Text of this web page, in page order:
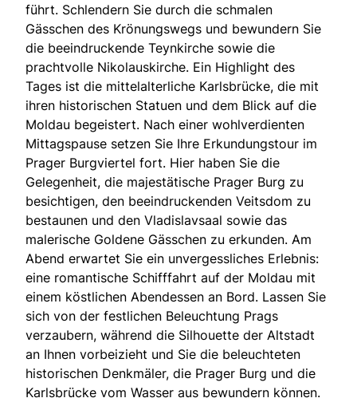
führt. Schlendern Sie durch die schmalen
Gässchen des Krönungswegs und bewundern Sie
die beeindruckende Teynkirche sowie die
prachtvolle Nikolauskirche. Ein Highlight des
Tages ist die mittelalterliche Karlsbrücke, die mit
ihren historischen Statuen und dem Blick auf die
Moldau begeistert. Nach einer wohlverdienten
Mittagspause setzen Sie Ihre Erkundungstour im
Prager Burgviertel fort. Hier haben Sie die
Gelegenheit, die majestätische Prager Burg zu
besichtigen, den beeindruckenden Veitsdom zu
bestaunen und den Vladislavsaal sowie das
malerische Goldene Gässchen zu erkunden. Am
Abend erwartet Sie ein unvergessliches Erlebnis:
eine romantische Schifffahrt auf der Moldau mit
einem köstlichen Abendessen an Bord. Lassen Sie
sich von der festlichen Beleuchtung Prags
verzaubern, während die Silhouette der Altstadt
an Ihnen vorbeizieht und Sie die beleuchteten
historischen Denkmäler, die Prager Burg und die
Karlsbrücke vom Wasser aus bewundern können.